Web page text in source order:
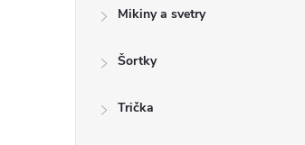
Mikiny a svetry
Šortky
Trička